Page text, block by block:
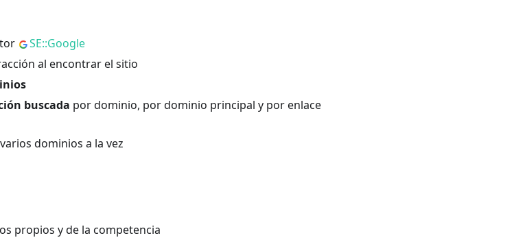
SE::Google
al encontrar el sitio
buscada por dominio, por dominio principal y por enlace
dominios a la vez
propios y de la competencia